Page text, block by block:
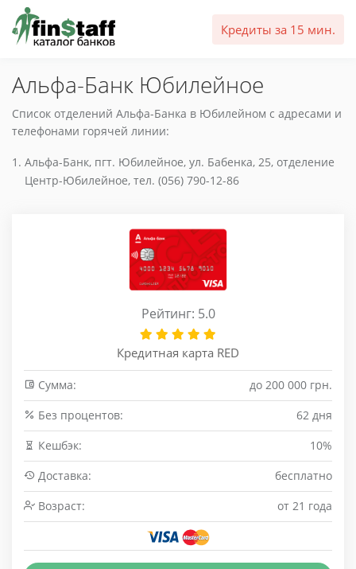
Кредиты за 15 мин.
Альфа-Банк Юбилейное
Список отделений Альфа-Банка в Юбилейном с адресами и
телефонами горячей линии:
Альфа-Банк, пгт. Юбилейное, ул. Бабенка, 25, отделение
Центр-Юбилейное, тел. (056) 790-12-86
Рейтинг: 5.0
Кредитная карта RED
Сумма:
до 200 000 грн.
Без процентов:
62 дня
Кешбэк:
10%
Доставка:
бесплатно
Возраст:
от 21 года